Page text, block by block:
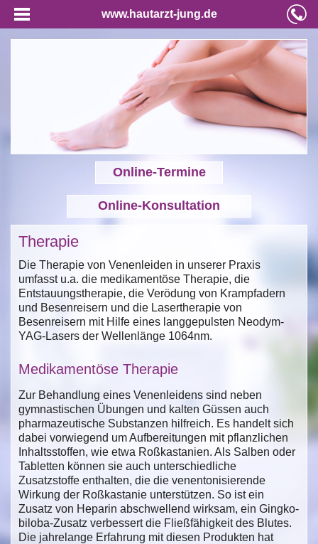
www.hautarzt-jung.de
Online-Termine
Online-Konsultation
Therapie
Die Therapie von Venenleiden in unserer Praxis
umfasst u.a. die medikamentöse Therapie, die
Entstauungstherapie, die Verödung von Krampfadern
und Besenreisern und die Lasertherapie von
Besenreisern mit Hilfe eines langgepulsten Neodym-
YAG-Lasers der Wellenlänge 1064nm.
Medikamentöse Therapie
Zur Behandlung eines Venenleidens sind neben
gymnastischen Übungen und kalten Güssen auch
pharmazeutische Substanzen hilfreich. Es handelt sich
dabei vorwiegend um Aufbereitungen mit pflanzlichen
Inhaltsstoffen, wie etwa Roßkastanien. Als Salben oder
Tabletten können sie auch unterschiedliche
Zusatzstoffe enthalten, die die venentonisierende
Wirkung der Roßkastanie unterstützen. So ist ein
Zusatz von Heparin abschwellend wirksam, ein Gingko-
biloba-Zusatz verbessert die Fließfähigkeit des Blutes.
Die jahrelange Erfahrung mit diesen Produkten hat